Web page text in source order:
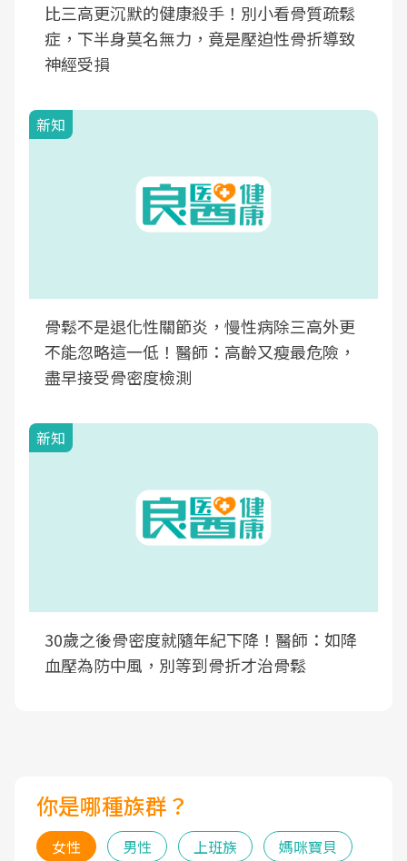
比三高更沉默的健康殺手！別小看骨質疏鬆
症，下半身莫名無力，竟是壓迫性骨折導致
神經受損
新知
骨鬆不是退化性關節炎，慢性病除三高外更
不能忽略這一低！醫師：高齡又瘦最危險，
盡早接受骨密度檢測
新知
30歲之後骨密度就隨年紀下降！醫師：如降
血壓為防中風，別等到骨折才治骨鬆
你是哪種族群？
女性 男性 上班族 媽咪寶貝